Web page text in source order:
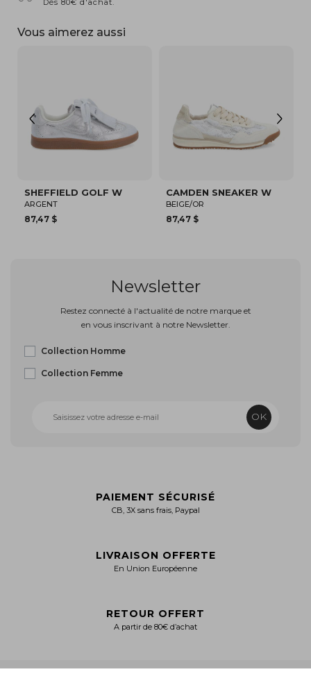
Vous aimerez aussi
CAMDEN SNEAKER W SPARKLE WAVE W
BLANC/ROSE
Newsletter
Restez connecté à l'actualité de notre marque et
en vous inscrivant à notre Newsletter.
Collection Homme
Collection Femme
OK
PAIEMENT SÉCURISÉ
CB, 3X sans frais, Paypal
LIVRAISON OFFERTE
En Union Européenne
RETOUR OFFERT
A partir de 80€ d’achat